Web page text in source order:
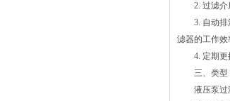
2. 过滤介质
3. 自动排污
滤器的工作效
4. 定期更换
三、类型
液压泵过滤